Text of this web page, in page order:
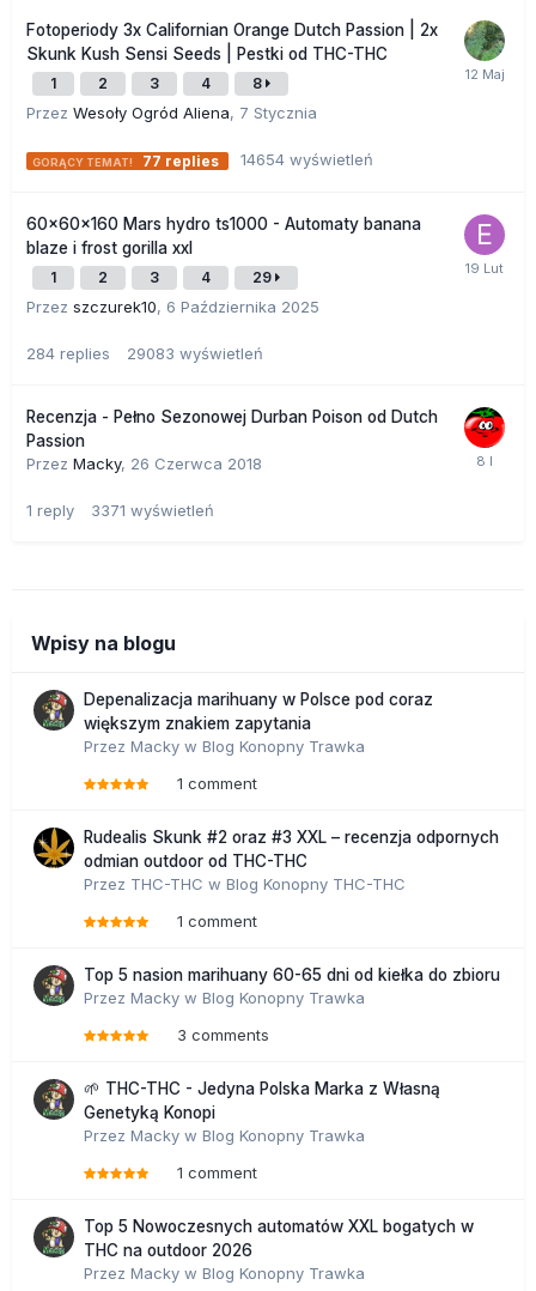
Fotoperiody 3x Californian Orange Dutch Passion | 2x
Skunk Kush Sensi Seeds | Pestki od THC-THC
1 2 3 4 8
Przez Wesoły Ogród Aliena, 7 Stycznia
77 replies 14654 wyświetleń
60x60x160 Mars hydro ts1000 - Automaty banana
blaze i frost gorilla xxl
1 2 3 4 29
Przez szczurek10, 6 Października 2025
284 replies 29083 wyświetleń
Recenzja - Pełno Sezonowej Durban Poison od Dutch
Passion
Przez Macky, 26 Czerwca 2018
1 reply 3371 wyświetleń
Wpisy na blogu
Depenalizacja marihuany w Polsce pod coraz
większym znakiem zapytania
Przez Macky w Blog Konopny Trawka
1 comment
Rudealis Skunk #2 oraz #3 XXL – recenzja odpornych
odmian outdoor od THC-THC
Przez THC-THC w Blog Konopny THC-THC
1 comment
Top 5 nasion marihuany 60-65 dni od kiełka do zbioru
Przez Macky w Blog Konopny Trawka
3 comments
🌱 THC-THC - Jedyna Polska Marka z Własną
Genetyką Konopi
Przez Macky w Blog Konopny Trawka
1 comment
Top 5 Nowoczesnych automatów XXL bogatych w
THC na outdoor 2026
Przez Macky w Blog Konopny Trawka